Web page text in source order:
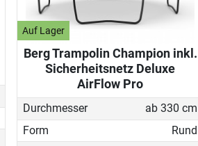
Auf Lager
Berg Trampolin Champion inkl.
Sicherheitsnetz Deluxe
AirFlow Pro
Durchmesser
ab 330 cm
Form
Rund